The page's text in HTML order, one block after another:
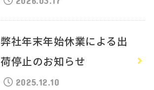
弊社年末年始休業による出
荷停止のお知らせ
2025.12.10